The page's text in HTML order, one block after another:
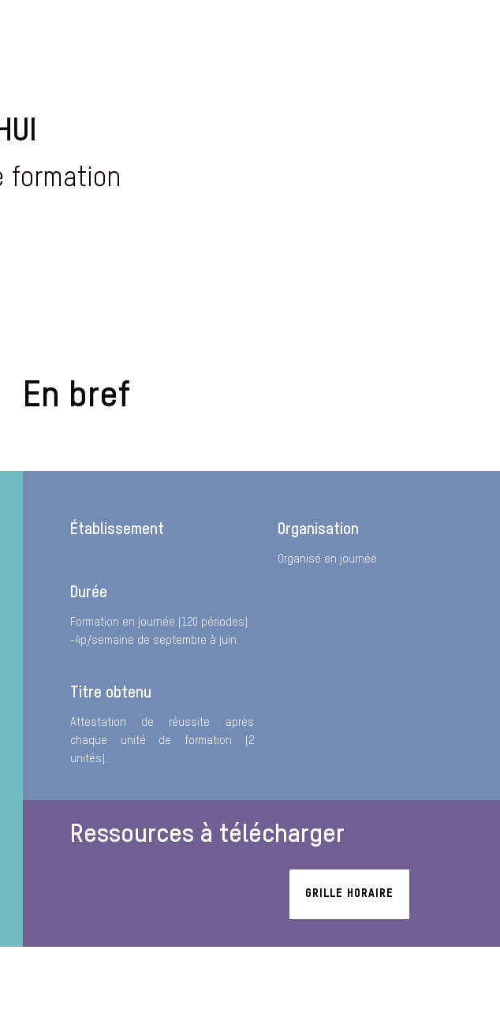
formation
En bref
Établissement
Durée
Formation en journée (120 périodes)
-4p/semaine de septembre à juin.
Titre obtenu
Attestation de réussite après
chaque unité de formation (2
unités).
Organisation
Organisé en journée
Ressources à télécharger
GRILLE HORAIRE